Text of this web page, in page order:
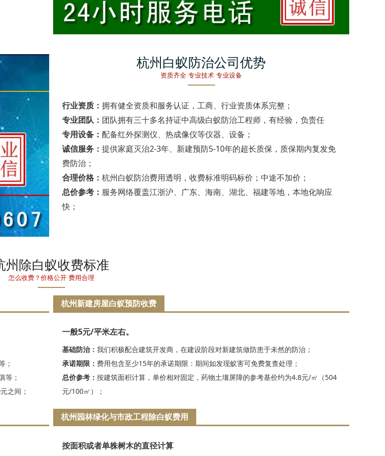
杭州白蚁防治公司优势
资质齐全 专业技术 专业设备
行业资质： 拥有健全资质和服务认证，工商、行业资质体系完整；
专业团队： 团队拥有三十多名持证中高级白蚁防治工程师，有经验，负责任
专用设备： 配备红外探测仪、热成像仪等仪器、设备；
诚信服务： 提供家庭灭治2-3年、新建预防5-10年的超长质保，质保期内复发免
费防治；
合理价格： 杭州白蚁防治费用透明，收费标准明码标价；中途不加价；
总价参考： 服务网络覆盖江浙沪、广东、海南、湖北、福建等地，本地化响应
快；
州除白蚁收费标准
怎么收费？价格公开 费用合理
；
等；
之间；
杭州新建房屋白蚁预防收费
一般5元/平米左右。
基础防治： 我们积极配合建筑开发商，在建设阶段对新建筑做防患于未然的防治；
承诺期限： 费用包含至少15年的承诺期限：期间如发现蚁害可免费复查处理；
总价参考： 按建筑面积计算，单价相对固定，药物土壤屏障的参考基价约为4.8元/㎡（504
元/100㎡）；
杭州园林绿化与市政工程除白蚁费用
按面积或者单株树木的直径计算